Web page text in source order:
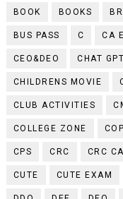
BOOK BOOKS
BUS PASS C CA
CEO&DEO CHAT GPT
CHILDRENS MOVIE
CLUB ACTIVITIES
COLLEGE ZONE
CPS CRC CRC
CUTE CUTE EXAM